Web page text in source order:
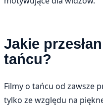
Jakie
tańcu?
Filmy o tańcu od zawsze
tylko ze względu na